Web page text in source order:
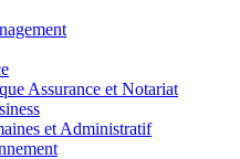
Assurance et Notariat
et Administratif